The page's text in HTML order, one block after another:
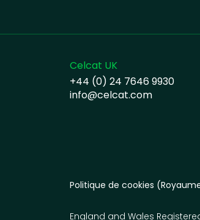
Celcat UK
+44 (0) 24 7646 9930
info@celcat.com
Politique de cookies
England and Wales